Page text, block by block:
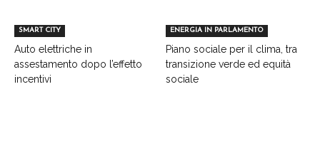
SMART CITY
Auto elettriche in
assestamento dopo l’effetto
incentivi
ENERGIA IN PARLAMENTO
Piano sociale per il clima, tra
transizione verde ed equità
sociale